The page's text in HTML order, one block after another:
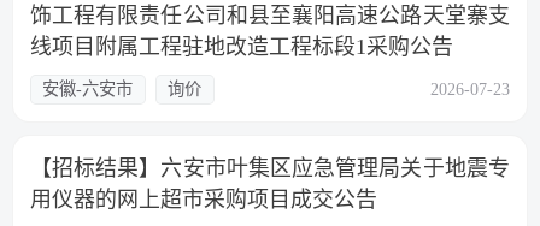
饰工程有限责任公司和县至襄阳高速公路天堂寨支
线项目附属工程驻地改造工程标段1采购公告
安徽-六安市 询价 2026-07-23
【招标结果】六安市叶集区应急管理局关于地震专
用仪器的网上超市采购项目成交公告